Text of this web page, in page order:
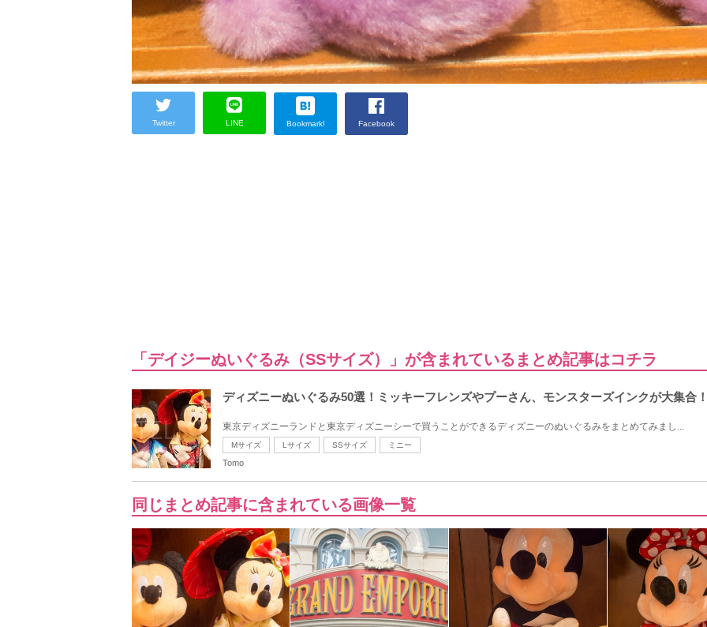
Twitter LINE Bookmark! Facebook
「デイジーぬいぐるみ（SSサイズ）」が含まれているまとめ記事はコチラ
ディズニーぬいぐるみ50選！ミッキーフレンズやプーさん、モンスターズインクが大集合！
東京ディズニーランドと東京ディズニーシーで買うことができるディズニーのぬいぐるみをまとめてみまし...
Mサイズ Lサイズ SSサイズ ミニー
Tomo
同じまとめ記事に含まれている画像一覧